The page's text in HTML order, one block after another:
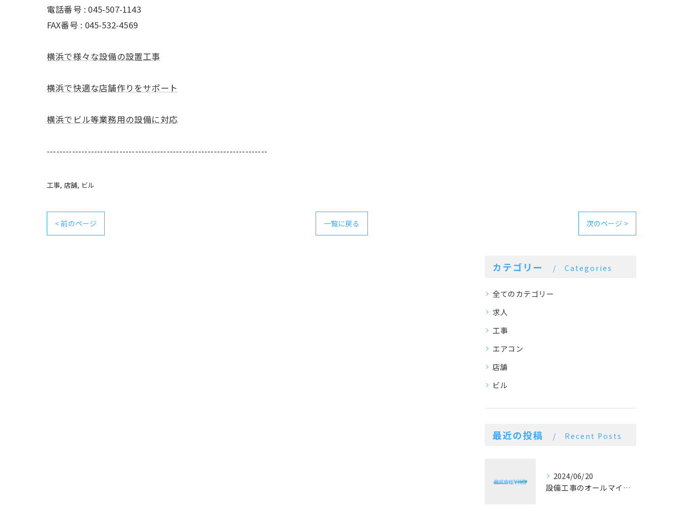
電話番号 : 045-507-1143
FAX番号 : 045-532-4569
横浜で様々な設備の設置工事
横浜で快適な店舗作りをサポート
横浜でビル等業務用の設備に対応
----------------------------------------------------------------------
工事 店舗 ビル
< 前のページ 一覧に戻る 次のページ >
カテゴリー Categories
全てのカテゴリー
求人
工事
エアコン
店舗
ビル
最近の投稿 Recent Posts
2024/06/20
設備工事のオールマイティー！施工実績豊富な空調設備業